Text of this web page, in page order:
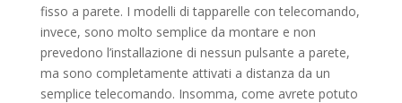
fisso a parete. I modelli di tapparelle con telecomando,
invece, sono molto semplice da montare e non
prevedono l’installazione di nessun pulsante a parete,
ma sono completamente attivati a distanza da un
semplice telecomando. Insomma, come avrete potuto